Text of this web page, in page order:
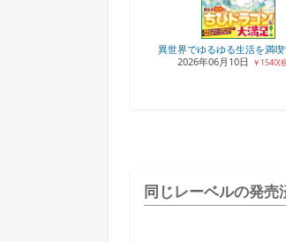
異世界でゆるゆる生活を満喫
2026年06月10日
￥1540(
同じレーベルの発売